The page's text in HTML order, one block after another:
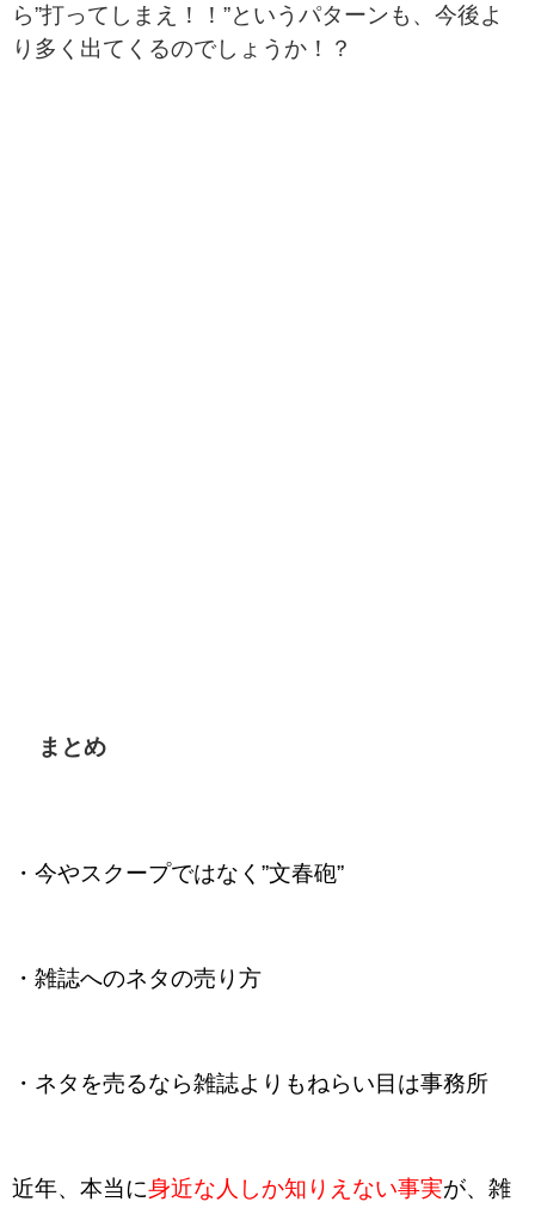
ら”打ってしまえ！！”というパターンも、今後よ
り多く出てくるのでしょうか！？
まとめ
・今やスクープではなく”文春砲”
・雑誌へのネタの売り方
・ネタを売るなら雑誌よりもねらい目は事務所
近年、本当に身近な人しか知りえない事実が、雑